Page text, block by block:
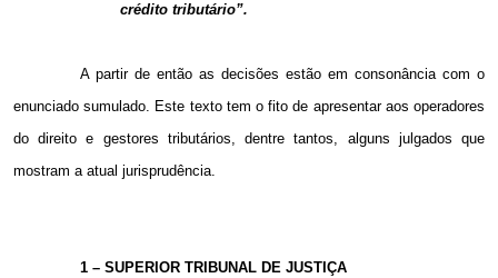
crédito tributário”.
A partir de então as decisões estão em consonância com o
enunciado sumulado. Este texto tem o fito de apresentar aos operadores
do direito e gestores tributários, dentre tantos, alguns julgados que
mostram a atual jurisprudência.
1 – SUPERIOR TRIBUNAL DE JUSTIÇA